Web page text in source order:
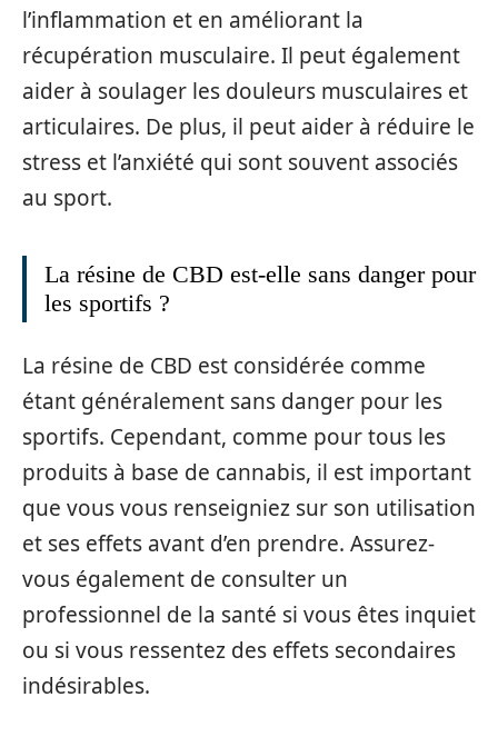
l’inflammation et en améliorant la
récupération musculaire. Il peut également
aider à soulager les douleurs musculaires et
articulaires. De plus, il peut aider à réduire le
stress et l’anxiété qui sont souvent associés
au sport.
La résine de CBD est-elle sans danger pour
les sportifs ?
La résine de CBD est considérée comme
étant généralement sans danger pour les
sportifs. Cependant, comme pour tous les
produits à base de cannabis, il est important
que vous vous renseigniez sur son utilisation
et ses effets avant d’en prendre. Assurez-
vous également de consulter un
professionnel de la santé si vous êtes inquiet
ou si vous ressentez des effets secondaires
indésirables.